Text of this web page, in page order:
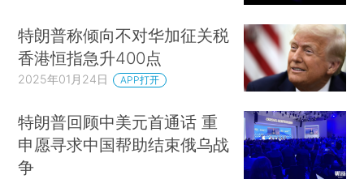
特朗普称倾向不对华加征关税
香港恒指急升400点
2025年01月24日 APP打开
特朗普回顾中美元首通话 重
申愿寻求中国帮助结束俄乌战
争